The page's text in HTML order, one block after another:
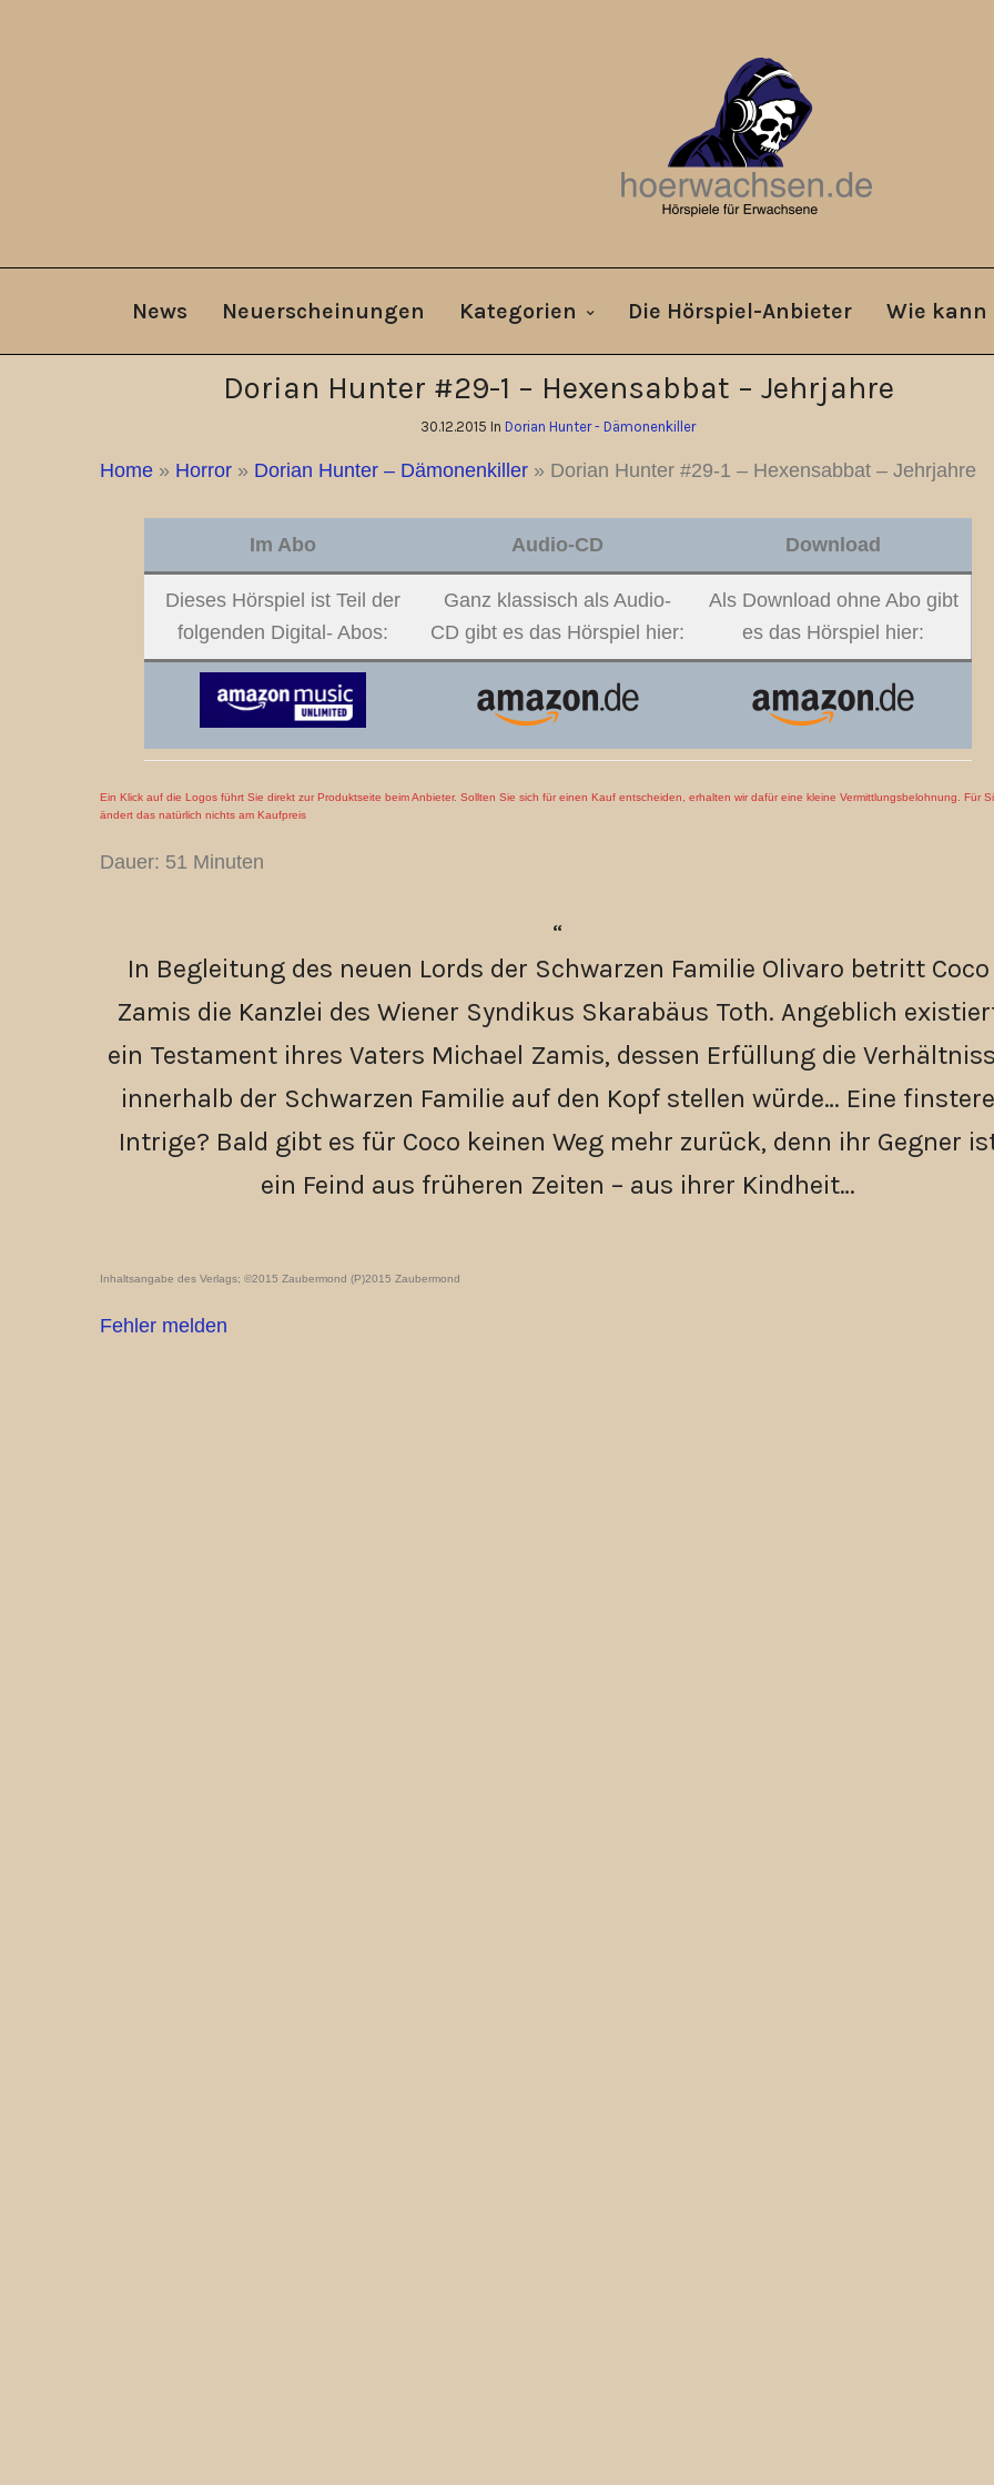
News Neuerscheinungen Kategorien Die Hörspiel-Anbieter Wie kann
Dorian Hunter #29-1 – Hexensabbat – Jehrjahre
30.12.2015 In Dorian Hunter - Dämonenkiller
Home » Horror » Dorian Hunter – Dämonenkiller » Dorian Hunter #29-1 – Hexensabbat – Jehrjahre
Im Abo Audio-CD Download
Dieses Hörspiel ist Teil der
folgenden Digital- Abos:
Ganz klassisch als Audio-
CD gibt es das Hörspiel hier:
Als Download ohne Abo gibt
es das Hörspiel hier:
Ein Klick auf die Logos führt Sie direkt zur Produktseite beim Anbieter. Sollten Sie sich für einen Kauf entscheiden, erhalten wir dafür eine kleine Vermittlungsbelohnung. Für
ändert das natürlich nichts am Kaufpreis
Dauer: 51 Minuten
In Begleitung des neuen Lords der Schwarzen Familie Olivaro betritt Coco
Zamis die Kanzlei des Wiener Syndikus Skarabäus Toth. Angeblich
ein Testament ihres Vaters Michael Zamis, dessen Erfüllung die
innerhalb der Schwarzen Familie auf den Kopf stellen würde… Eine
Intrige? Bald gibt es für Coco keinen Weg mehr zurück, denn ihr Gegner
ein Feind aus früheren Zeiten – aus ihrer Kindheit…
Inhaltsangabe des Verlags; ©2015 Zaubermond (P)2015 Zaubermond
Fehler melden